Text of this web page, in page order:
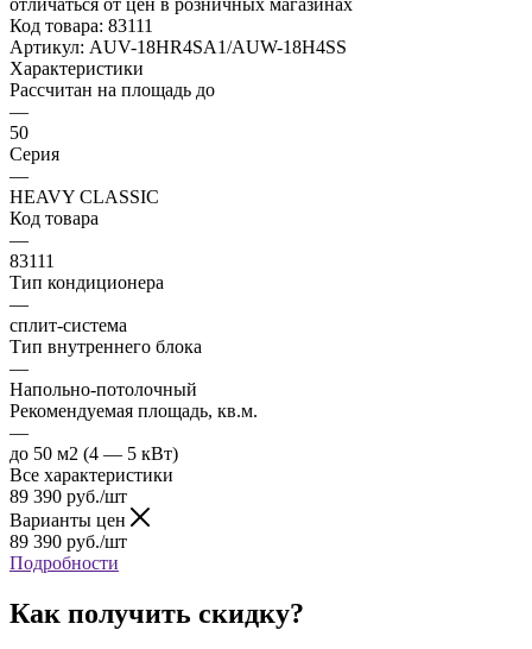
Код товара: 83111
Артикул: AUV-18HR4SA1/AUW-18H4SS
Характеристики
Рассчитан на площадь до
—
50
Серия
—
HEAVY CLASSIC
Код товара
—
83111
Тип кондиционера
—
сплит-система
Тип внутреннего блока
—
Напольно-потолочный
Рекомендуемая площадь, кв.м.
—
до 50 м2 (4 — 5 кВт)
Все характеристики
89 390 руб./шт
Варианты цен
89 390 руб./шт
Подробности
Как получить скидку?